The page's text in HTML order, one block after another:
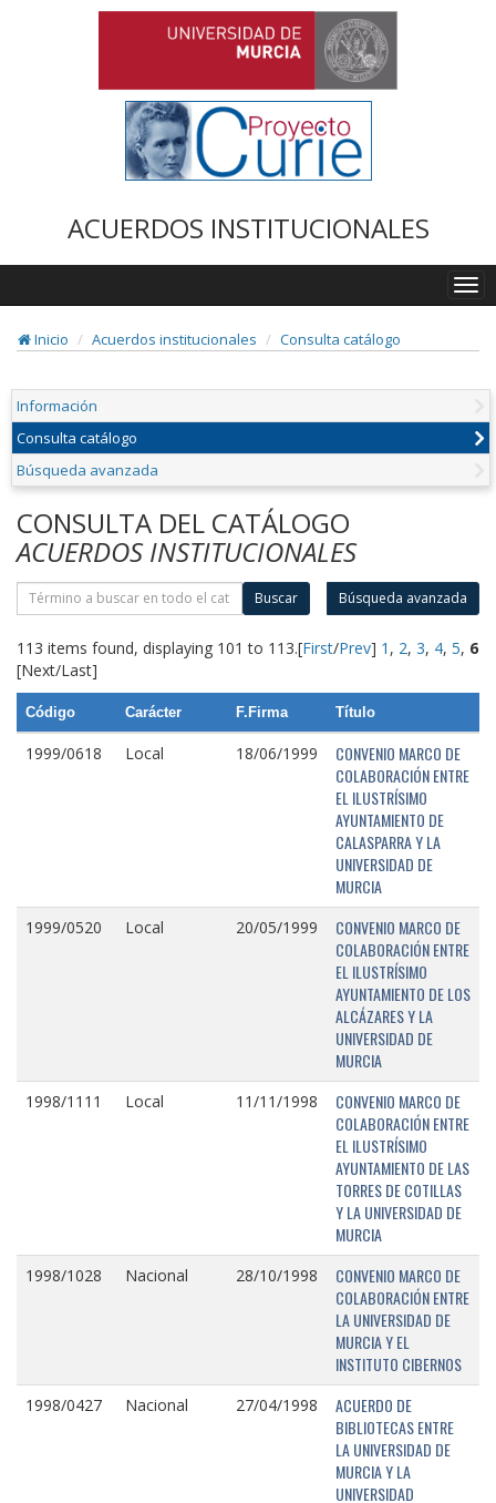
ACUERDOS INSTITUCIONALES
Inicio
Acuerdos institucionales Consulta catálogo
Información
Consulta catálogo
Búsqueda avanzada
CONSULTA DEL CATÁLOGO
ACUERDOS INSTITUCIONALES
Buscar Búsqueda avanzada
113 items found, displaying 101 to 113.[First/Prev] 1 , 2, 3, 4, 5, 6
[Next/Last]
Código Carácter F.Firma Título
1999/0618 Local 18/06/1999
CONVENIO MARCO DE
COLABORACIÓN ENTRE
EL ILUSTRÍSIMO
AYUNTAMIENTO DE
CALASPARRA Y LA
UNIVERSIDAD DE
MURCIA
1999/0520 Local 20/05/1999
CONVENIO MARCO DE
COLABORACIÓN ENTRE
EL ILUSTRÍSIMO
AYUNTAMIENTO DE LOS
ALCÁZARES Y LA
UNIVERSIDAD DE
MURCIA
1998/1111 Local 11/11/1998
CONVENIO MARCO DE
COLABORACIÓN ENTRE
EL ILUSTRÍSIMO
AYUNTAMIENTO DE LAS
TORRES DE COTILLAS
Y LA UNIVERSIDAD DE
MURCIA
1998/1028 Nacional 28/10/1998
CONVENIO MARCO DE
COLABORACIÓN ENTRE
LA UNIVERSIDAD DE
MURCIA Y EL
INSTITUTO CIBERNOS
1998/0427 Nacional 27/04/1998
ACUERDO DE
BIBLIOTECAS ENTRE
LA UNIVERSIDAD DE
MURCIA Y LA
UNIVERSIDAD